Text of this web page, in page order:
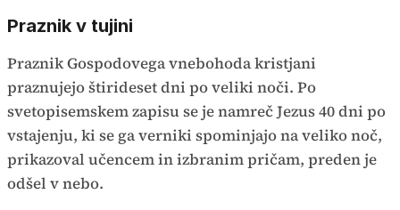
Praznik v tujini
Praznik Gospodovega vnebohoda kristjani
praznujejo štirideset dni po veliki noči. Po
svetopisemskem zapisu se je namreč Jezus 40 dni po
vstajenju, ki se ga verniki spominjajo na veliko noč,
prikazoval učencem in izbranim pričam, preden je
odšel v nebo.